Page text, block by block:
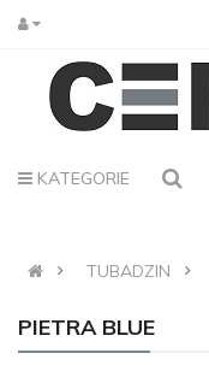
KATEGORIE
TUBADZIN
PIETRA BLUE